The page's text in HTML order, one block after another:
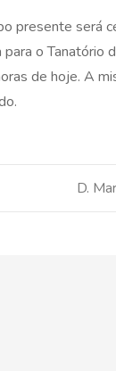
presente será
o Tanatório
de hoje. A
D.